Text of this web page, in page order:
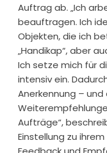
Auftrag ab. „Ich
beauftragen. Ich
Objekten, die ich
„Handikap“, aber
Ich setze mich für
intensiv ein.
Anerkennung –
Aufträge“,
Einstellung zu